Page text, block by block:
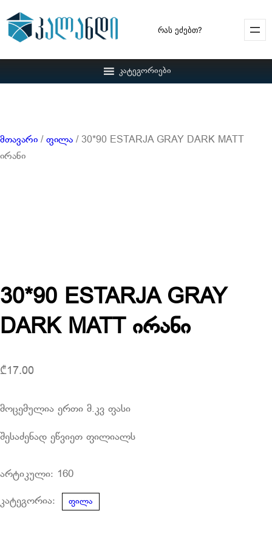
Search
კატეგორიები
მთავარი / ფილა / 30*90 ESTARJA GRAY DARK MATT
ირანი
30*90 ESTARJA GRAY
DARK MATT ირანი
₾17.00
მოცემულია ერთი მ.კვ ფასი
შესაძენად ეწვიეთ ფილიალს
არტიკული: 160
კატეგორია: ფილა